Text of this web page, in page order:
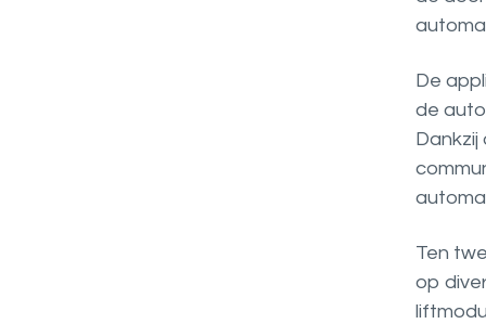
De
de
Ten
op